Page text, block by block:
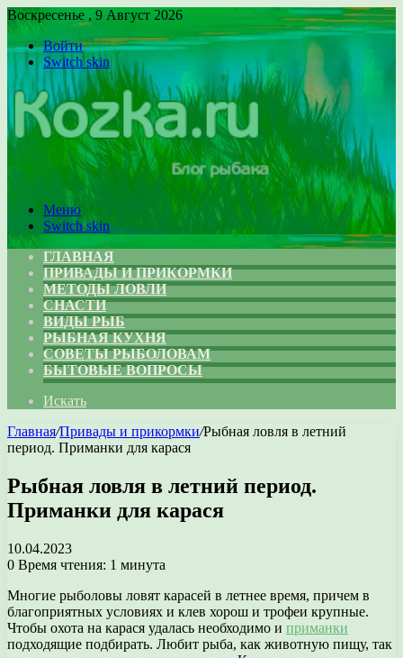
Воскресенье , 9 Август 2026
Войти
Switch skin
Меню
Switch skin
ГЛАВНАЯ
ПРИВАДЫ И ПРИКОРМКИ
МЕТОДЫ ЛОВЛИ
СНАСТИ
ВИДЫ РЫБ
РЫБНАЯ КУХНЯ
СОВЕТЫ РЫБОЛОВАМ
БЫТОВЫЕ ВОПРОСЫ
Искать
Главная/Привады и прикормки/Рыбная ловля в летний
период. Приманки для карася
Рыбная ловля в летний период.
Приманки для карася
10.04.2023
0 Время чтения: 1 минута
Многие рыболовы ловят карасей в летнее время, причем в
благоприятных условиях и клев хорош и трофеи крупные.
Чтобы охота на карася удалась необходимо и приманки
подходящие подбирать. Любит рыба, как животную пищу, так